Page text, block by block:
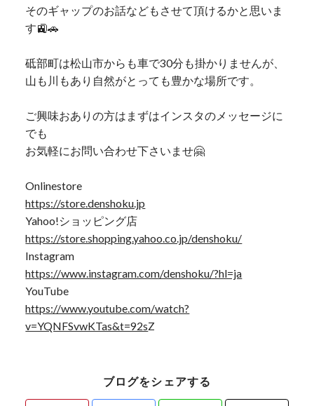
そのギャップのお話などもさせて頂けるかと思いま
す🚉🚗
砥部町は松山市からも車で30分も掛かりませんが、
山も川もあり自然がとっても豊かな場所です。
ご興味おありの方はまずはインスタのメッセージに
でも
お気軽にお問い合わせ下さいませ🤗
Onlinestore
https://store.denshoku.jp
Yahoo!ショッピング店
https://store.shopping.yahoo.co.jp/denshoku/
Instagram
https://www.instagram.com/denshoku/?hl=ja
YouTube
https://www.youtube.com/watch?
v=YQNFSvwKTas&t=92sZ
ブログをシェアする